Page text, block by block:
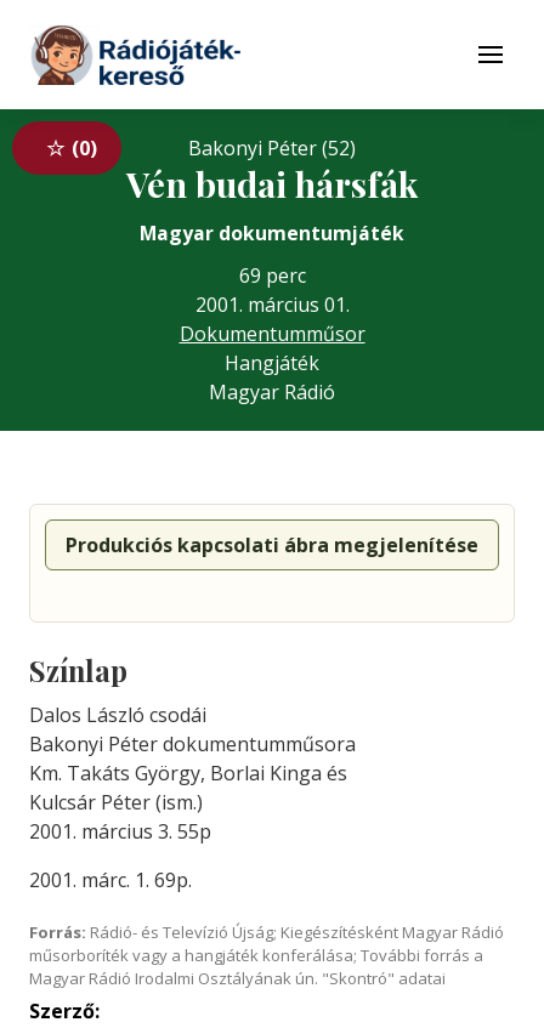
Tovább a tartalomhoz
Menü
0 Bakonyi Péter (52)
Vén budai hársfák
Magyar dokumentumjáték
69 perc
2001. március 01.
Dokumentumműsor
Hangjáték
Magyar Rádió
Produkciós kapcsolati ábra megjelenítése
Színlap
Dalos László csodái
Bakonyi Péter dokumentumműsora
Km. Takáts György, Borlai Kinga és
Kulcsár Péter (ism.)
2001. március 3. 55p
2001. márc. 1. 69p.
Forrás: Rádió- és Televízió Újság; Kiegészítésként Magyar Rádió
műsorboríték vagy a hangjáték konferálása; További forrás a
Magyar Rádió Irodalmi Osztályának ún. "Skontró" adatai
Szerző: